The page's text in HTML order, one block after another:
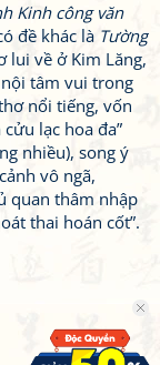
Kinh công văn
đề khác là Tường
lui về ở Kim Lăng,
tâm vui trong
nổi tiếng, vốn
lạc hoa đa”
nhiều), song ý
vô ngã,
quan thâm nhập
thai hoán cốt”.